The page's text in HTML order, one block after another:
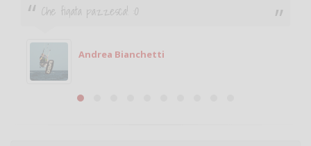
Che figata pazzesca! :O
Andrea Bianchetti